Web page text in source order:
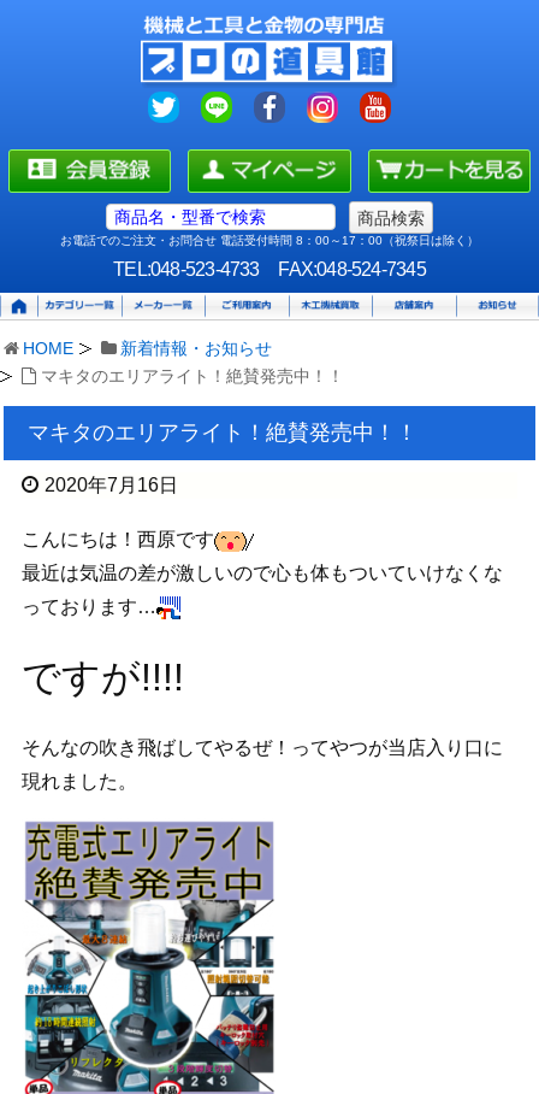
お電話でのご注文・お問合せ 電話受付時間 8：00～17：00（祝祭日は除く）
TEL:048-523-4733 FAX:048-524-7345
HOME
新着情報・お知らせ
マキタのエリアライト！絶賛発売中！！
マキタのエリアライト！絶賛発売中！！
2020年7月16日
こんにちは！西原です
最近は気温の差が激しいので心も体もついていけなくな
っております…
ですが!!!!
そんなの吹き飛ばしてやるぜ！ってやつが当店入り口に
現れました。